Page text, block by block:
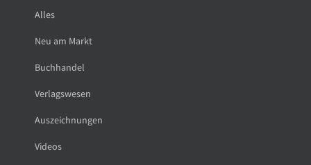
Alles
Neu am Markt
Buchhandel
Verlagswesen
Auszeichnungen
Videos